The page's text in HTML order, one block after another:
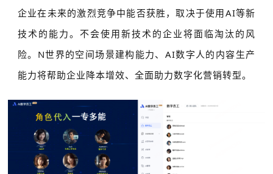
企业在未来的激烈竞争中能否获胜，取决于使用AI等新
技术的能力。不会使用新技术的企业将面临淘汰的风
险。N世界的空间场景建构能力、AI数字人的内容生产
能力将帮助企业降本增效、全面助力数字化营销转型。